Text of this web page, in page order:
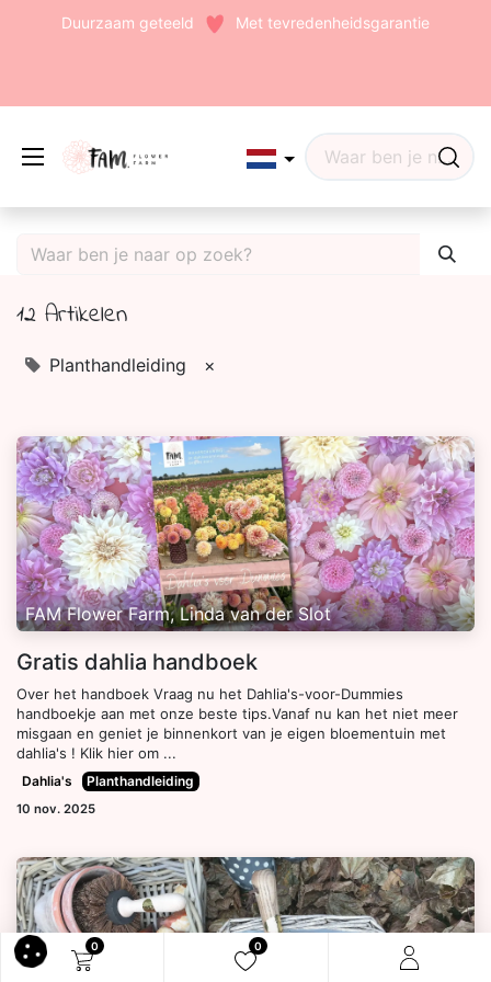
0 0
Duurzaam geteeld Met tevredenheidsgarantie
Edit widget
12 Artikelen
Planthandleiding ×
FAM Flower Farm, Linda van der Slot
Gratis dahlia handboek
Over het handboek Vraag nu het Dahlia's-voor-Dummies
handboekje aan met onze beste tips.Vanaf nu kan het niet meer
misgaan en geniet je binnenkort van je eigen bloementuin met
dahlia's ! Klik hier om ...
Dahlia's Planthandleiding
10 nov. 2025